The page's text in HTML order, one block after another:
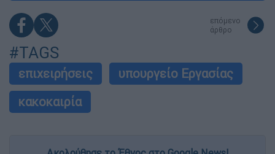
επόμενο
άρθρο
#TAGS
επιχειρήσεις
υπουργείο Εργασίας
κακοκαιρία